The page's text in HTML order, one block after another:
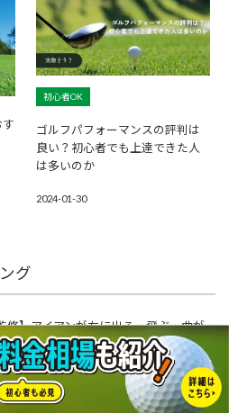
す
初心者OK
ゴルフパフォーマンスの評判は
良い？初心者でも上達できた人
は多いのか
2024-01-30
グ
修】アイアンが右に出る・飛ぶ・曲が
直し方！スライス・プッシュアウト改
動画付き